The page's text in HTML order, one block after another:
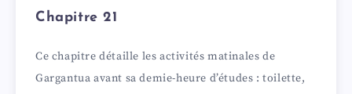
Chapitre 21
Ce chapitre détaille les activités matinales de
Gargantua avant sa demie-heure d’études : toilette,